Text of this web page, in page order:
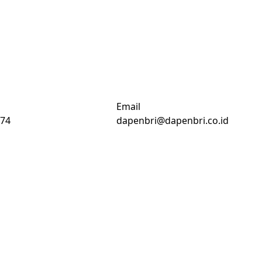
Email
dapenbri@dapenbri.co.id